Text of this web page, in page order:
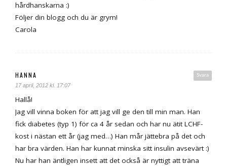
hårdhanskarna :)
Följer din blogg och du är grym!
Carola
Svara
HANNA
17 april, 2012 kl. 17:07
Hallå!
Jag vill vinna boken för att jag vill ge den till min man. Han
fick diabetes (typ 1) för ca 4 år sedan och har nu ätit LCHF-
kost i nästan ett år (jag med…) Han mår jättebra på det och
har bra värden. Han har kunnat minska sitt insulin avsevärt :)
Nu har han äntligen insett att det också är nyttigt att träna